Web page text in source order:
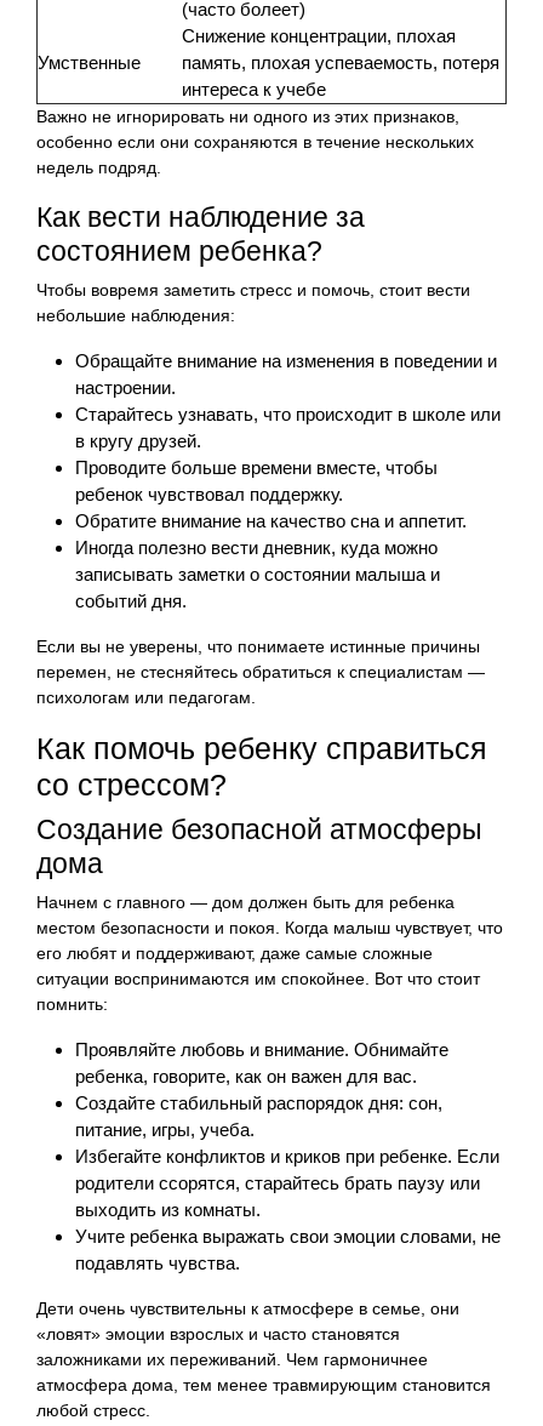
(часто болеет)
Умственные
Снижение концентрации, плохая
память, плохая успеваемость, потеря
интереса к учебе
Важно не игнорировать ни одного из этих признаков,
особенно если они сохраняются в течение нескольких
недель подряд.
Как вести наблюдение за
состоянием ребенка?
Чтобы вовремя заметить стресс и помочь, стоит вести
небольшие наблюдения:
Обращайте внимание на изменения в поведении и
настроении.
Старайтесь узнавать, что происходит в школе или
в кругу друзей.
Проводите больше времени вместе, чтобы
ребенок чувствовал поддержку.
Обратите внимание на качество сна и аппетит.
Иногда полезно вести дневник, куда можно
записывать заметки о состоянии малыша и
событий дня.
Если вы не уверены, что понимаете истинные причины
перемен, не стесняйтесь обратиться к специалистам —
психологам или педагогам.
Как помочь ребенку справиться
со стрессом?
Создание безопасной атмосферы
дома
Начнем с главного — дом должен быть для ребенка
местом безопасности и покоя. Когда малыш чувствует, что
его любят и поддерживают, даже самые сложные
ситуации воспринимаются им спокойнее. Вот что стоит
помнить:
Проявляйте любовь и внимание. Обнимайте
ребенка, говорите, как он важен для вас.
Создайте стабильный распорядок дня: сон,
питание, игры, учеба.
Избегайте конфликтов и криков при ребенке. Если
родители ссорятся, старайтесь брать паузу или
выходить из комнаты.
Учите ребенка выражать свои эмоции словами, не
подавлять чувства.
Дети очень чувствительны к атмосфере в семье, они
«ловят» эмоции взрослых и часто становятся
заложниками их переживаний. Чем гармоничнее
атмосфера дома, тем менее травмирующим становится
любой стресс.